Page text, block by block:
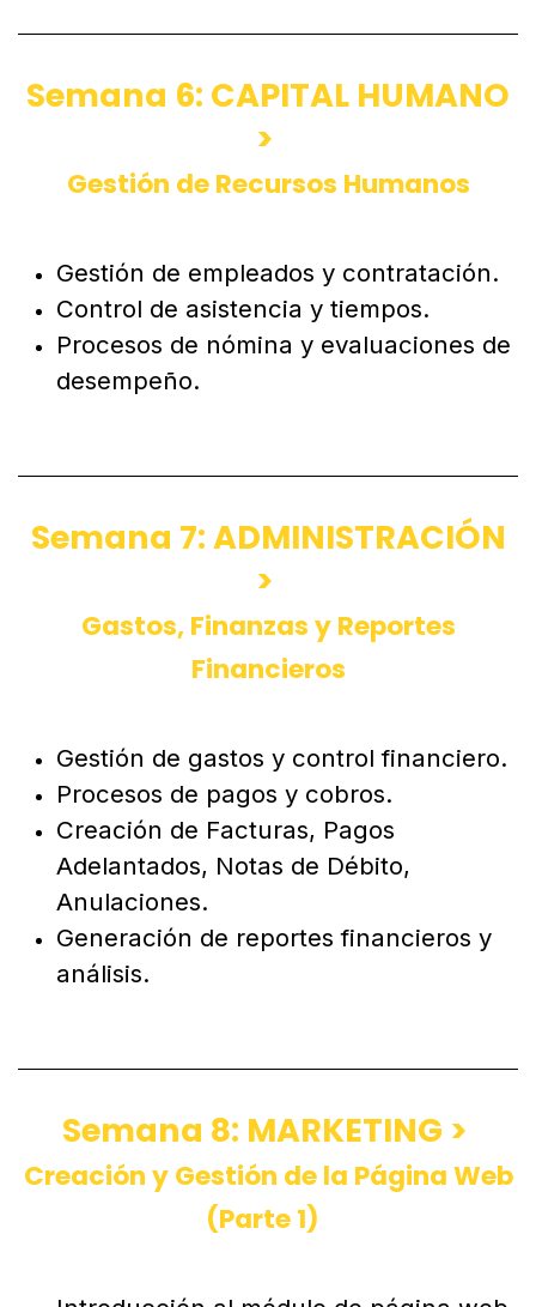
Semana 6: CAPITAL HUMANO
>
Gestión de Recursos Humanos
Gestión de empleados y contratación.
Control de asistencia y tiempos.
Semana 7: ADMINISTRACIÓN
>
Financieros
Gestión de gastos y control financiero.
Procesos de pagos y cobros.
Creación de Facturas, Pagos
Adelantados, Notas de Débito,
Anulaciones.
Semana 8: MARKETING >